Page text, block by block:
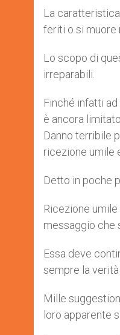
La
feriti o si muore
Lo scopo di
irreparabili.
Finché infatti
è ancora
Danno terribile
ricezione umile
Detto in poche
Ricezione
messaggio che
Essa deve
sempre la verità
Mille
loro apparente